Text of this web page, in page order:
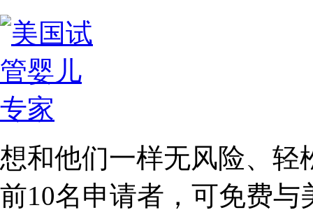
想和他们一样无风险、轻
前10名申请者，可免费与